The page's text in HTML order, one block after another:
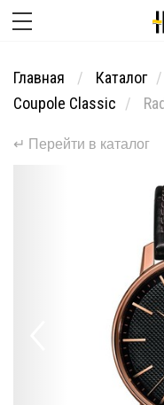
Главная Каталог
Coupole Classic
↵ Перейти в каталог